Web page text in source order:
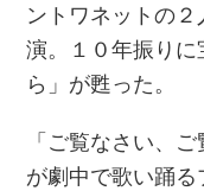
ントワネットの
演。１０年振り
ら」が甦った。
「ご覧なさい、
が劇中で歌い踊